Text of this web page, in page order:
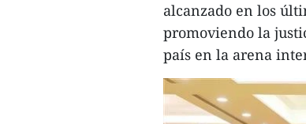
alcanzado en los
promoviendo la
país en la arena